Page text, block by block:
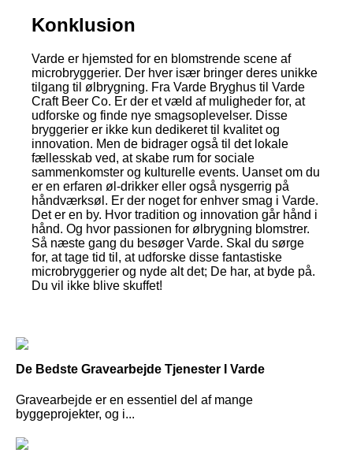
Konklusion
Varde er hjemsted for en blomstrende scene af
microbryggerier. Der hver især bringer deres unikke
tilgang til ølbrygning. Fra Varde Bryghus til Varde
Craft Beer Co. Er der et væld af muligheder for, at
udforske og finde nye smagsoplevelser. Disse
bryggerier er ikke kun dedikeret til kvalitet og
innovation. Men de bidrager også til det lokale
fællesskab ved, at skabe rum for sociale
sammenkomster og kulturelle events. Uanset om du
er en erfaren øl-drikker eller også nysgerrig på
håndværksøl. Er der noget for enhver smag i Varde.
Det er en by. Hvor tradition og innovation går hånd i
hånd. Og hvor passionen for ølbrygning blomstrer.
Så næste gang du besøger Varde. Skal du sørge
for, at tage tid til, at udforske disse fantastiske
microbryggerier og nyde alt det; De har, at byde på.
Du vil ikke blive skuffet!
De Bedste Gravearbejde Tjenester I Varde
Gravearbejde er en essentiel del af mange
byggeprojekter, og i...